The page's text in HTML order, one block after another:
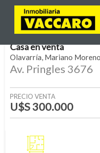
Casaenventa
Olavarría Mariano Moreno
Av. Pringles 3676
PRECIO VENTA
U$S 300.000